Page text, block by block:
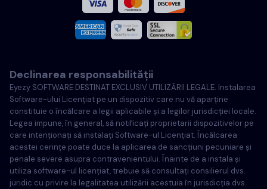
Français
Italiană
Portugheză
Türkçe
Poloneză
Declinarea responsabilității
Eyezy SOFTWARE DESTINAT EXCLUSIV UTILIZĂRII LEGALE. Instalarea
Software-ului Licențiat pe un dispozitiv care nu vă aparține
constituie o încălcare a legii aplicabile și a legilor jurisdicției locale.
Legea impune, în general, să notificați proprietarii dispozitivelor pe
care intenționați să instalați Software-ul Licențiat. Încălcarea
acestei cerințe poate duce la aplicarea de sancțiuni pecuniare și
penale severe asupra contravenientului. Înainte de a instala și
utiliza software-ul licențiat, trebuie să consultați consilierul dvs.
juridic cu privire la legalitatea utilizării acestuia în jurisdicția dvs.